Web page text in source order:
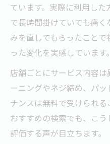
お手入れ次第で変わ
メガネ寿命を延
入れ法
水洗いと専用ク
の基本
千葉メガネのレ
イント
ネジの緩みやフ
する方法
ています。実際に利用し
で長時間掛けていても痛
みを直してもらったこと
った変化を実感しています。
店舗ごとにサービス内容
ーニングやネジ締め、パ
ナンスは無料で受けられ
おすすめの検索でも、こ
評価する声が目立ちます。